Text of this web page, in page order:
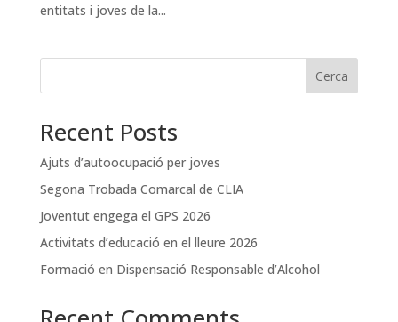
entitats i joves de la...
Cerca
Recent Posts
Ajuts d’autoocupació per joves
Segona Trobada Comarcal de CLIA
Joventut engega el GPS 2026
Activitats d’educació en el lleure 2026
Formació en Dispensació Responsable d’Alcohol